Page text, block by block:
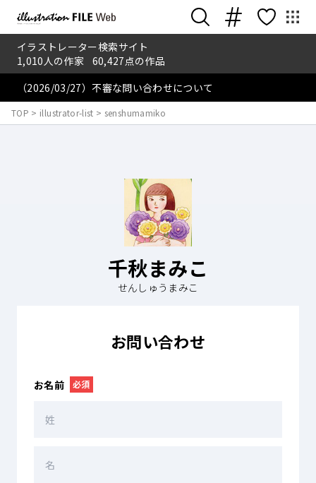
イラストレーター検索サイト
1,010人の作家 60,427点の作品
（2026/03/27）不審な問い合わせについて
TOP > illustrator-list > senshumamiko
千秋まみこ
せんしゅうまみこ
お問い合わせ
お名前 必須